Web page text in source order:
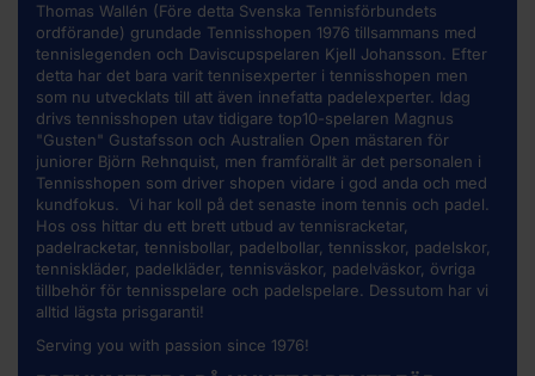
Thomas Wallén (Före detta Svenska Tennisförbundets
ordförande) grundade Tennisshopen 1976 tillsammans med
tennislegenden och Daviscupspelaren Kjell Johansson. Efter
detta har det bara varit tennisexperter i tennisshopen men
som nu utvecklats till att även innefatta padelexperter. Idag
drivs tennisshopen utav tidigare top10-spelaren Magnus
"Gusten" Gustafsson och Australien Open mästaren för
juniorer Björn Rehnquist, men framförallt är det personalen i
Tennisshopen som driver shopen vidare i god anda och med
kundfokus. Vi har koll på det senaste inom tennis och padel.
Hos oss hittar du ett brett utbud av tennisracketar,
padelracketar, tennisbollar, padelbollar, tennisskor, padelskor,
tenniskläder, padelkläder, tennisväskor, padelväskor, övriga
tillbehör för tennisspelare och padelspelare. Dessutom har vi
alltid lägsta prisgaranti!
Serving you with passion since 1976!